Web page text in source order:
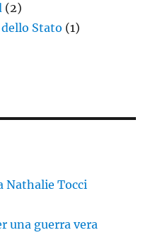
(2)
Stato (1)
Nathalie Tocci
una guerra vera